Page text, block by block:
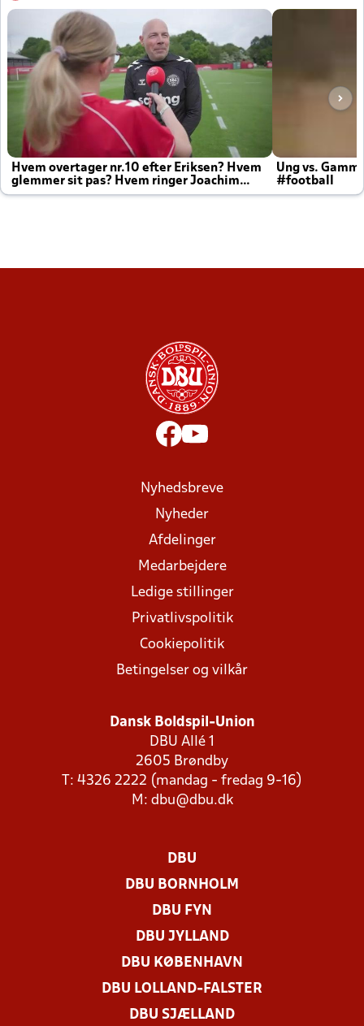
Hvem overtager nr.10 efter Eriksen? Hvem
glemmer sit pas? Hvem ringer Joachim
altid til efter kampe?
Ung vs.
#football
Nyhedsbreve
Nyheder
Afdelinger
Medarbejdere
Ledige stillinger
Privatlivspolitik
Cookiepolitik
Betingelser og vilkår
Dansk Boldspil-Union
DBU Allé 1
2605 Brøndby
T: 4326 2222 (mandag - fredag 9-16)
M: dbu@dbu.dk
DBU
DBU BORNHOLM
DBU FYN
DBU JYLLAND
DBU KØBENHAVN
DBU LOLLAND-FALSTER
DBU SJÆLLAND